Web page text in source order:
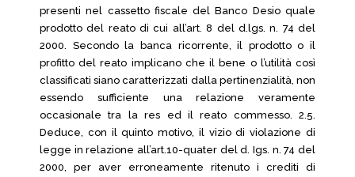
presenti nel cassetto fiscale del Banco Desio quale
prodotto del reato di cui all’art. 8 del d.lgs. n. 74 del
2000. Secondo la banca ricorrente, il prodotto o il
profitto del reato implicano che il bene o l’utilità così
classificati siano caratterizzati dalla pertinenzialità, non
essendo sufficiente una relazione veramente
occasionale tra la res ed il reato commesso. 2.5.
Deduce, con il quinto motivo, il vizio di violazione di
legge in relazione all’art.10-quater del d. Igs. n. 74 del
2000, per aver erroneamente ritenuto i crediti di